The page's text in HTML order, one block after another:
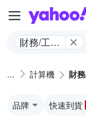
財務/工程/
型 計算機 財
品牌 快速到貨